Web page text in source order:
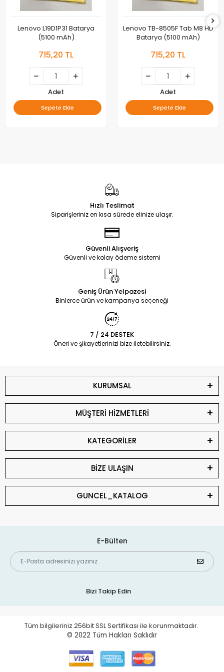
Lenovo L19D1P31 Batarya
(5100 mAh)
715,20 TL
Adet
Sepete Ekle
Lenovo TB-8505F Tab M8 HD
Batarya (5100 mAh)
715,20 TL
Adet
Sepete Ekle
Hızlı Teslimat
Siparişleriniz en kısa sürede elinize ulaşır.
Güvenli Alışveriş
Güvenli ve kolay ödeme sistemi
Geniş Ürün Yelpazesi
Binlerce ürün ve kampanya seçeneği
7 / 24 DESTEK
Öneri ve şikayetlerinizi bize iletebilirsiniz.
KURUMSAL
MÜŞTERİ HİZMETLERİ
KATEGORİLER
BİZE ULAŞIN
GUNCEL_KATALOG
E-Bülten
Bizi Takip Edin
Tüm bilgileriniz 256bit SSL Sertifikası ile korunmaktadır.
© 2022 Tüm Hakları Saklıdır